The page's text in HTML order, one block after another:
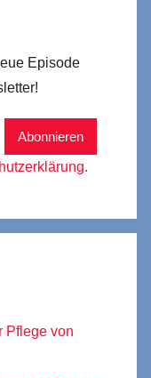
Episode
Pflege von